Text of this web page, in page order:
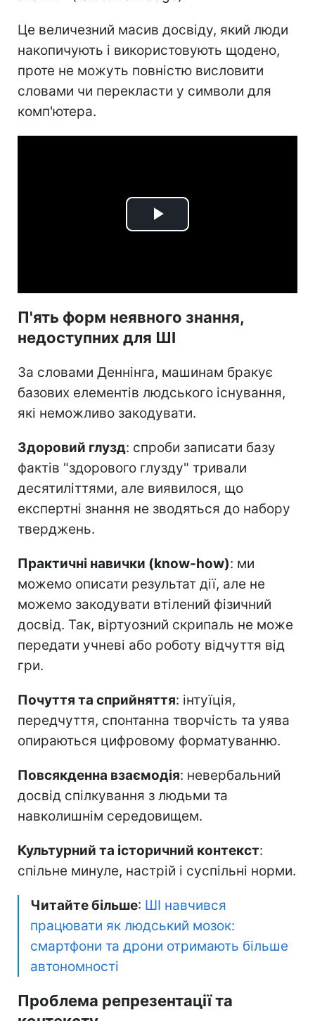
Це величезний масив досвіду, який люди
накопичують і використовують щодено,
проте не можуть повністю висловити
словами чи перекласти у символи для
комп'ютера.
Play
П'ять форм неявного знання,
недоступних для ШІ
За словами Деннінга, машинам бракує
базових елементів людського існування,
які неможливо закодувати.
Здоровий глузд: спроби записати базу
фактів "здорового глузду" тривали
десятиліттями, але виявилося, що
експертні знання не зводяться до набору
тверджень.
Практичні навички (know-how): ми
можемо описати результат дії, але не
можемо закодувати втілений фізичний
досвід. Так, віртуозний скрипаль не може
передати учневі або роботу відчуття від
гри.
Почуття та сприйняття: інтуїція,
передчуття, спонтанна творчість та уява
опираються цифровому форматуванню.
Повсякденна взаємодія: невербальний
досвід спілкування з людьми та
навколишнім середовищем.
Культурний та історичний контекст:
спільне минуле, настрій і суспільні норми.
Читайте більше: ШІ навчився
працювати як людський мозок:
смартфони та дрони отримають більше
автономності
Проблема репрезентації та